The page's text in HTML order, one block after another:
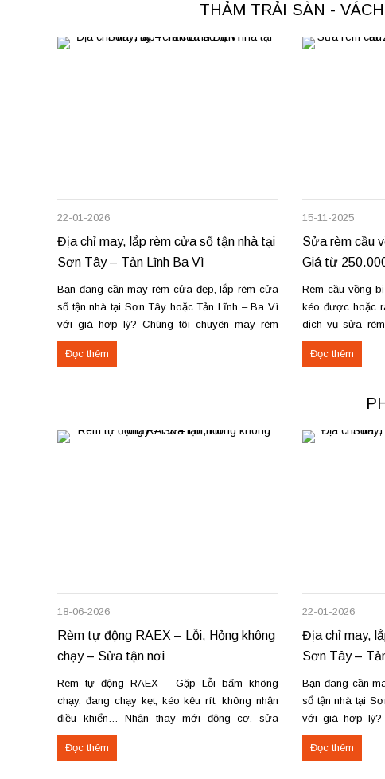
THẢM TRẢI SÀN -
22-01-2026
Địa chỉ may, lắp rèm cửa sổ tận nhà tại
Sơn Tây – Tản Lĩnh Ba Vì
Bạn đang cần may rèm cửa đẹp, lắp rèm cửa
sổ tận nhà tại Sơn Tây hoặc Tản Lĩnh – Ba Vì
với giá hợp lý? Chúng tôi chuyên may rèm
theo yêu cầu, thi công nhanh, đúng mẫu, đúng
tiến độ. Thực tế, chúng tôi vừa hoàn thiện thi
Đọc thêm
15-11-2025
Sửa rèm cầu
Giá từ
Rèm cầu vồng
kéo được hoặc
dịch vụ sửa
rèm hoạt động
sửa cơ cấu kéo
Đọc thêm
18-06-2026
Rèm tự động RAEX – Lỗi, Hỏng không
chạy – Sửa tận nơi
Rèm tự động RAEX – Gặp Lỗi bấm không
chạy, đang chạy kẹt, kéo kêu rít, không nhận
điều khiển… Nhận thay mới động cơ, sửa
chữa rèm tự động raex và các loại động cơ
rèm trên thị trường. Dịch vụ có tại: Phú Thọ –...
Đọc thêm
22-01-2026
Địa chỉ may,
Sơn Tây –
Bạn đang cần
sổ tận nhà tại
với giá hợp lý?
theo yêu cầu, thi
tiến độ. Thực
Đọc thêm